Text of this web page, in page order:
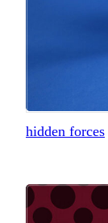
hidden forces